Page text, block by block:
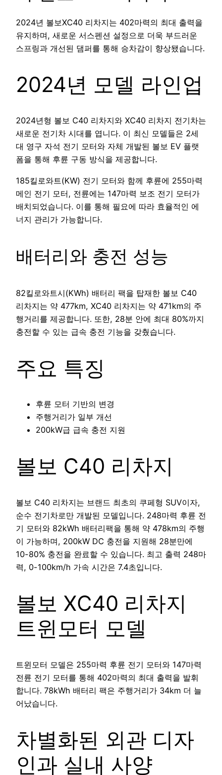
2024년 볼보XC40 리차지는 402마력의 최대 출력을
유지하며, 새로운 서스펜션 설정으로 더욱 부드러운
스프링과 개선된 댐퍼를 통해 승차감이 향상됐습니다.
2024년 모델 라인업
2024년형 볼보 C40 리차지와 XC40 리차지 전기차는
새로운 전기차 시대를 엽니다. 이 최신 모델들은 2세
대 영구 자석 전기 모터와 자체 개발된 볼보 EV 플랫
폼을 통해 후륜 구동 방식을 제공합니다.
185킬로와트(KW) 전기 모터와 함께 후륜에 255마력
메인 전기 모터, 전륜에는 147마력 보조 전기 모터가
배치되었습니다. 이를 통해 필요에 따라 효율적인 에
너지 관리가 가능합니다.
배터리와 충전 성능
82킬로와트시(KWh) 배터리 팩을 탑재한 볼보 C40
리차지는 약 477km, XC40 리차지는 약 471km의 주
행거리를 제공합니다. 또한, 28분 안에 최대 80%까지
충전할 수 있는 급속 충전 기능을 갖췄습니다.
주요 특징
후륜 모터 기반의 변경
주행거리가 일부 개선
200kW급 급속 충전 지원
볼보 C40 리차지
볼보 C40 리차지는 브랜드 최초의 쿠페형 SUV이자,
순수 전기차로만 개발된 모델입니다. 248마력 후륜 전
기 모터와 82kWh 배터리팩을 통해 약 478km의 주행
이 가능하며, 200kW DC 충전을 지원해 28분만에
10-80% 충전을 완료할 수 있습니다. 최고 출력 248마
력, 0-100km/h 가속 시간은 7.4초입니다.
볼보 XC40 리차지
트윈모터 모델
트윈모터 모델은 255마력 후륜 전기 모터와 147마력
전륜 전기 모터를 통해 402마력의 최대 출력을 발휘
합니다. 78kWh 배터리 팩은 주행거리가 34km 더 늘
어났습니다.
차별화된 외관 디자
인과 실내 사양